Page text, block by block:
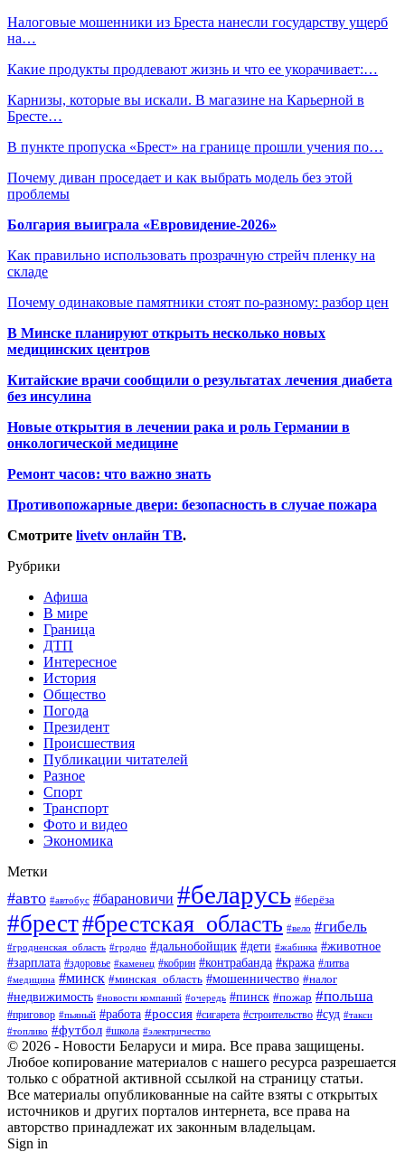
Налоговые мошенники из Бреста нанесли государству ущерб
на…
Какие продукты продлевают жизнь и что ее укорачивает:…
Карнизы, которые вы искали. В магазине на Карьерной в
Бресте…
В пункте пропуска «Брест» на границе прошли учения по…
Почему диван проседает и как выбрать модель без этой
проблемы
Болгария выиграла «Евровидение-2026»
Как правильно использовать прозрачную стрейч пленку на
складе
Почему одинаковые памятники стоят по-разному: разбор цен
В Минске планируют открыть несколько новых
медицинских центров
Китайские врачи сообщили о результатах лечения диабета
без инсулина
Новые открытия в лечении рака и роль Германии в
онкологической медицине
Ремонт часов: что важно знать
Противопожарные двери: безопасность в случае пожара
Смотрите livetv онлайн ТВ.
Рубрики
Афиша
В мире
Граница
ДТП
Интересное
История
Общество
Погода
Президент
Происшествия
Публикации читателей
Разное
Спорт
Транспорт
Фото и видео
Экономика
Метки
#авто #автобус #барановичи #беларусь #берёза
#брест#брестская_область #вело #гибель
#гродненская_область #гродно #дальнобойщик #дети #жабинка #животное
#зарплата #здоровье #каменец #кобрин #контрабанда #кража #литва
#медицина #минск #минская_область #мошенничество #налог
#недвижимость #новости компаний #очередь #пинск #пожар #польша
#приговор #пьяный #работа #россия #сигарета #строительство #суд #такси
#топливо #футбол #школа #электричество
© 2026 - Новости Беларуси и мира. Все права защищены.
Любое копирование материалов с нашего ресурса разрешается
только с обратной активной ссылкой на страницу статьи.
Все материалы опубликованные на сайте взяты с открытых
источников и других порталов интернета, все права на
авторство принадлежат их законным владельцам.
Sign in